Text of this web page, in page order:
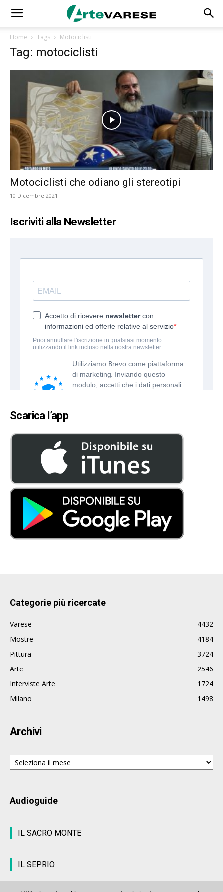
Home Tags Motociclisti
Tag: motociclisti
Motociclisti che odiano gli stereotipi
10 Dicembre 2021
Iscriviti alla Newsletter
Scarica l’app
Categorie più ricercate
Varese
4432
Mostre
4184
Pittura
3724
Arte
2546
Interviste Arte
1724
Milano
1498
Archivi
Archivi
Audioguide
IL SACRO MONTE
IL SEPRIO